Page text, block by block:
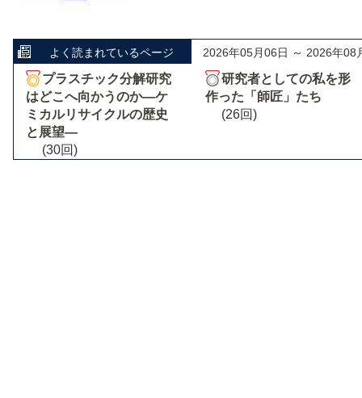
よく読まれているページ 2026年05月06日 ～ 2026年08
プラスチック分解研究
はどこへ向かうのか―ケ
ミカルリサイクルの歴史
と展望―
(30回)
研究者としての私を形
作った「師匠」たち
(26回)